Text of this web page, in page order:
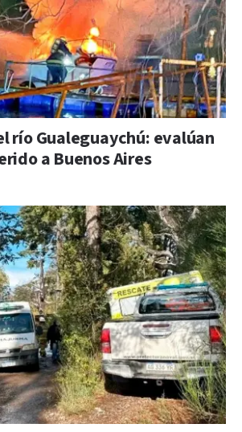
río Gualeguaychú: evalúan
a Buenos Aires